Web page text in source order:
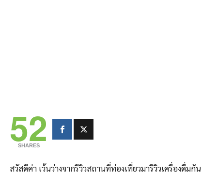
52
SHARES
สวัสดีค่า เว้นว่างจากรีวิวสถานที่ท่องเที่ยวมารีวิวเครื่องดื่มกัน